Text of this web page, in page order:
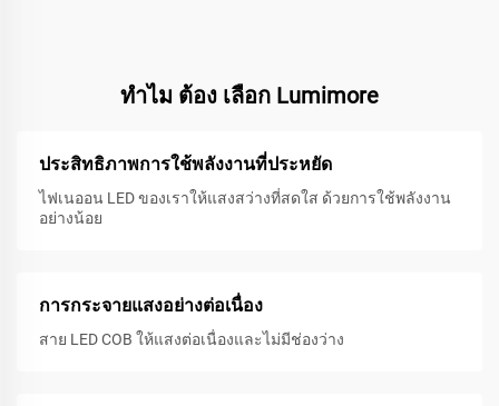
ทําไม ต้อง เลือก Lumimore
ประสิทธิภาพการใช้พลังงานที่ประหยัด
ไฟเนออน LED ของเราให้แสงสว่างที่สดใส ด้วยการใช้พลังงาน
อย่างน้อย
การกระจายแสงอย่างต่อเนื่อง
สาย LED COB ให้แสงต่อเนื่องและไม่มีช่องว่าง